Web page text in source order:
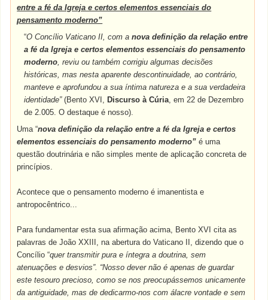
entre a fé da Igreja e certos elementos essenciais do
pensamento moderno”
“O Concílio Vaticano II, com a nova definição da relação entre
a fé da Igreja e certos elementos essenciais do pensamento
moderno, reviu ou também corrigiu algumas decisões
históricas, mas nesta aparente descontinuidade, ao contrário,
manteve e aprofundou a sua íntima natureza e a sua verdadeira
identidade”(Bento XVI, Discurso à Cúria, em 22 de Dezembro
de 2.005. O destaque é nosso).
Uma “nova definição da relação entre a fé da Igreja e certos
elementos essenciais do pensamento moderno” é uma
questão doutrinária e não simples mente de aplicação concreta de
princípios.
Acontece que o pensamento moderno é imanentista e
antropocêntrico...
Para fundamentar esta sua afirmação acima, Bento XVI cita as
palavras de João XXIII, na abertura do Vaticano II, dizendo que o
Concílio “quer transmitir pura e íntegra a doutrina, sem
atenuações e desvios”. “Nosso dever não é apenas de guardar
este tesouro precioso, como se nos preocupássemos unicamente
da antiguidade, mas de dedicarmo-nos com álacre vontade e sem